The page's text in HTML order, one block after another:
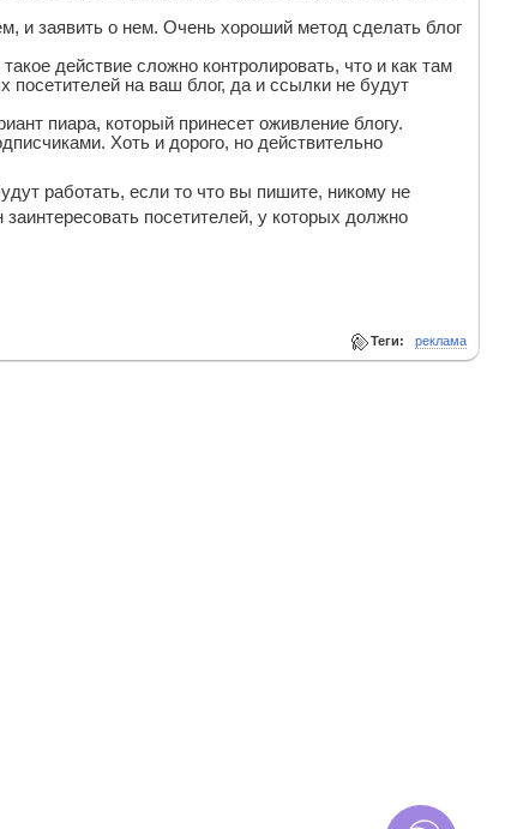
и заявить о нем. Очень хороший метод сделать блог
действие сложно контролировать, что и как там
посетителей на ваш блог, да и ссылки не будут
пиара, который принесет оживление блогу.
Хоть и дорого, но действительно
работать, если то что вы пишите, никому не
посетителей, у которых должно
Теги: реклама